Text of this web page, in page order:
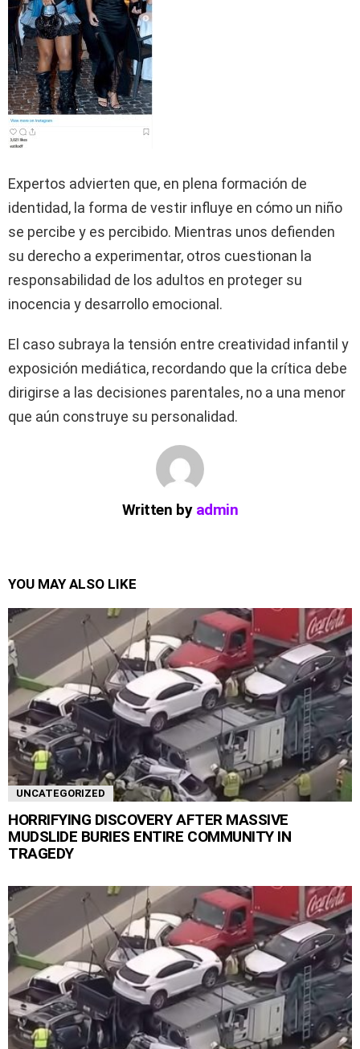
Expertos advierten que, en plena formación de
identidad, la forma de vestir influye en cómo un niño
se percibe y es percibido. Mientras unos defienden
su derecho a experimentar, otros cuestionan la
responsabilidad de los adultos en proteger su
inocencia y desarrollo emocional.
El caso subraya la tensión entre creatividad infantil y
exposición mediática, recordando que la crítica debe
dirigirse a las decisiones parentales, no a una menor
que aún construye su personalidad.
Written by admin
YOU MAY ALSO LIKE
UNCATEGORIZED
HORRIFYING DISCOVERY AFTER MASSIVE
MUDSLIDE BURIES ENTIRE COMMUNITY IN
TRAGEDY